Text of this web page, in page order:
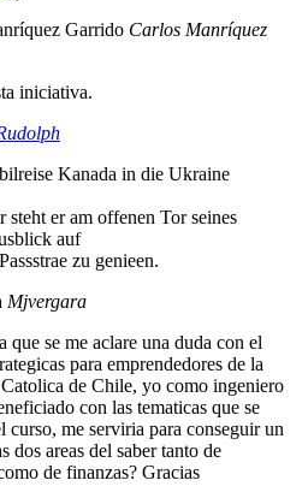
Carlos Manríquez
iniciativa.
Kanada in die Ukraine
steht er am offenen Tor seines
auf
zu genieen.
Mjvergara
que se me aclare una duda con el
para emprendedores de la
de Chile, yo como ingeniero
con las tematicas que se
curso, me serviria para conseguir un
dos areas del saber tanto de
de finanzas? Gracias